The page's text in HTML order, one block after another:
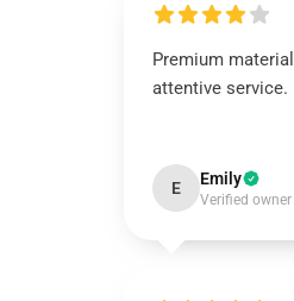
Premium
attentive service.
E Emily
Verified owner